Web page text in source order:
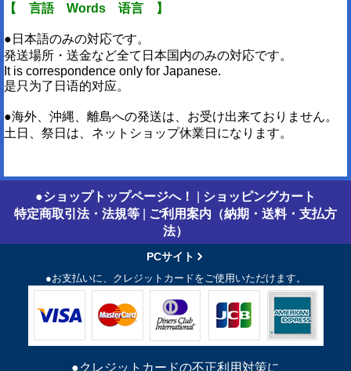
【 言語 Words 语言 】
●日本語のみの対応です。
発送場所・送金など全て日本国内のみの対応です。
It is correspondence only for Japanese.
是只为了日语的对应。
●海外、沖縄、離島への発送は、お受け出来ておりません。
土日、祭日は、ネットショップ休業日になります。
●ショップトップページへ！
ショッピングカート
特定商取引法・法規等
ご利用案内（納期・送料・支払方
法）
PCサイト
●お支払いに、クレジットカードをご使用いただけます。
●クレジットカードの不正利用対策に